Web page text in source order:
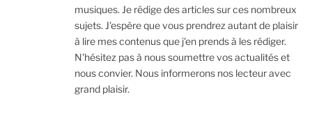
musiques. Je rédige des articles sur ces nombreux
sujets. J'espère que vous prendrez autant de plaisir
à lire mes contenus que j'en prends à les rédiger.
N'hésitez pas à nous soumettre vos actualités et
nous convier. Nous informerons nos lecteur avec
grand plaisir.